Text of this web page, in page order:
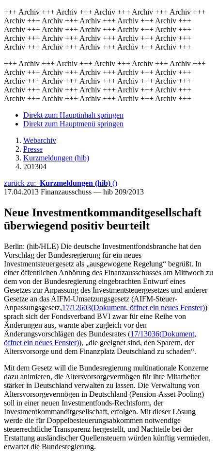
+++ Archiv +++ Archiv +++ Archiv +++ Archiv +++ Archiv +++
Archiv +++ Archiv +++ Archiv +++ Archiv +++ Archiv +++
Archiv +++ Archiv +++ Archiv +++ Archiv +++ Archiv +++
Archiv +++ Archiv +++ Archiv +++ Archiv +++ Archiv +++
Archiv +++ Archiv +++ Archiv +++ Archiv +++ Archiv +++
+++ Archiv +++ Archiv +++ Archiv +++ Archiv +++ Archiv +++
Archiv +++ Archiv +++ Archiv +++ Archiv +++ Archiv +++
Archiv +++ Archiv +++ Archiv +++ Archiv +++ Archiv +++
Archiv +++ Archiv +++ Archiv +++ Archiv +++ Archiv +++
Archiv +++ Archiv +++ Archiv +++ Archiv +++ Archiv +++
Direkt zum Hauptinhalt springen
Direkt zum Hauptmenü springen
Webarchiv
Presse
Kurzmeldungen (hib)
201304
zurück zu: Kurzmeldungen (hib) ()
17.04.2013 Finanzausschuss — hib 209/2013
Neue Investmentkommanditgesellschaft
überwiegend positiv beurteilt
Berlin: (hib/HLE) Die deutsche Investmentfondsbranche hat den
Vorschlag der Bundesregierung für ein neues
Investmentsteuergesetz als „ausgewogene Regelung“ begrüßt. In
einer öffentlichen Anhörung des Finanzausschusses am Mittwoch zu
dem von der Bundesregierung eingebrachten Entwurf eines
Gesetzes zur Anpassung des Investmentsteuergesetzes und anderer
Gesetze an das AIFM-Umsetzungsgesetz (AIFM-Steuer-
Anpassungsgesetz,17/12603(Dokument, öffnet ein neues Fenster))
sprach sich der Fondsverband BVI zwar für eine Reihe von
Änderungen aus, warnte aber zugleich vor den
Änderungsvorschlägen des Bundesrates (17/13036(Dokument,
öffnet ein neues Fenster)), „die geeignet sind, den Sparern, der
Altersvorsorge und dem Finanzplatz Deutschland zu schaden“.
Mit dem Gesetz will die Bundesregierung multinationale Konzerne
dazu animieren, die Altersvorsorgevermögen für ihre Mitarbeiter
stärker in Deutschland verwalten zu lassen. Die Verwaltung von
Altersvorsorgevermögen in Deutschland (Pension-Asset-Pooling)
soll in einer neuen Investmentfonds-Rechtsform, der
Investmentkommanditgesellschaft, erfolgen. Mit dieser Lösung
werde die für Doppelbesteuerungsabkommen notwendige
steuerrechtliche Transparenz hergestellt, und Nachteile bei der
Erstattung ausländischer Quellensteuern würden künftig vermieden,
erwartet die Bundesregierung.